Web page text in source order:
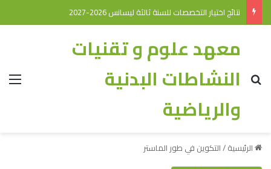
نتائج اختيار التخصصات للسنة ثالثة ليسانس 2026-2027
معهد علوم و تقنيات
النشاطات البدنية
والرياضية
الرئيسية/التكوين في طور الماستر